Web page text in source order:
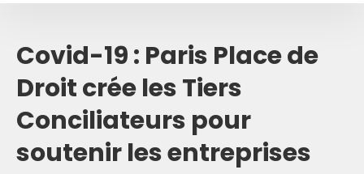
Covid-19 : Paris Place de
Droit crée les Tiers
Conciliateurs pour
soutenir les entreprises